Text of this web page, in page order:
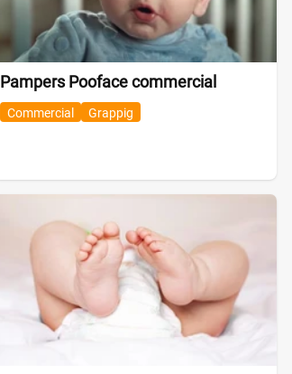
Pampers Pooface commercial
Commercial Grappig